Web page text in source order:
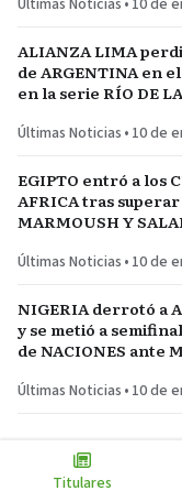
Últimas Noticias • 10 de
ALIANZA LIMA
de ARGENTINA en
en la serie RÍO DE
Últimas Noticias • 10 de
EGIPTO entró a los
AFRICA tras superar
MARMOUSH Y
Últimas Noticias • 10 de
NIGERIA derrotó a
y se metió a
de NACIONES ante
Últimas Noticias • 10 de
Titulares